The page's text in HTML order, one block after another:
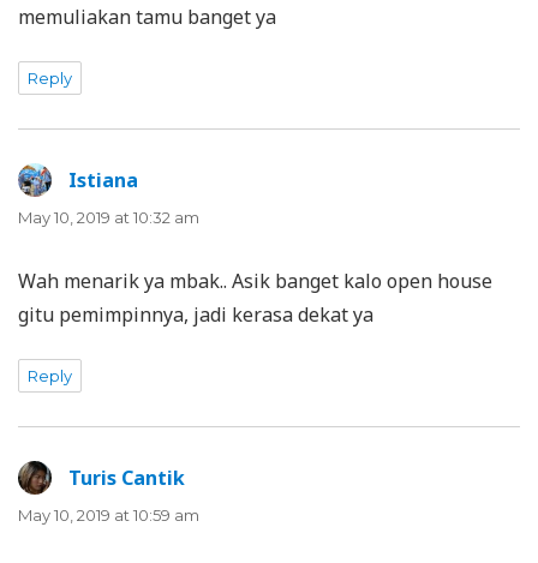
memuliakan tamu banget ya
Reply
Istiana
May 10, 2019 at 10:32 am
Wah menarik ya mbak.. Asik banget kalo open house
gitu pemimpinnya, jadi kerasa dekat ya
Reply
Turis Cantik
May 10, 2019 at 10:59 am